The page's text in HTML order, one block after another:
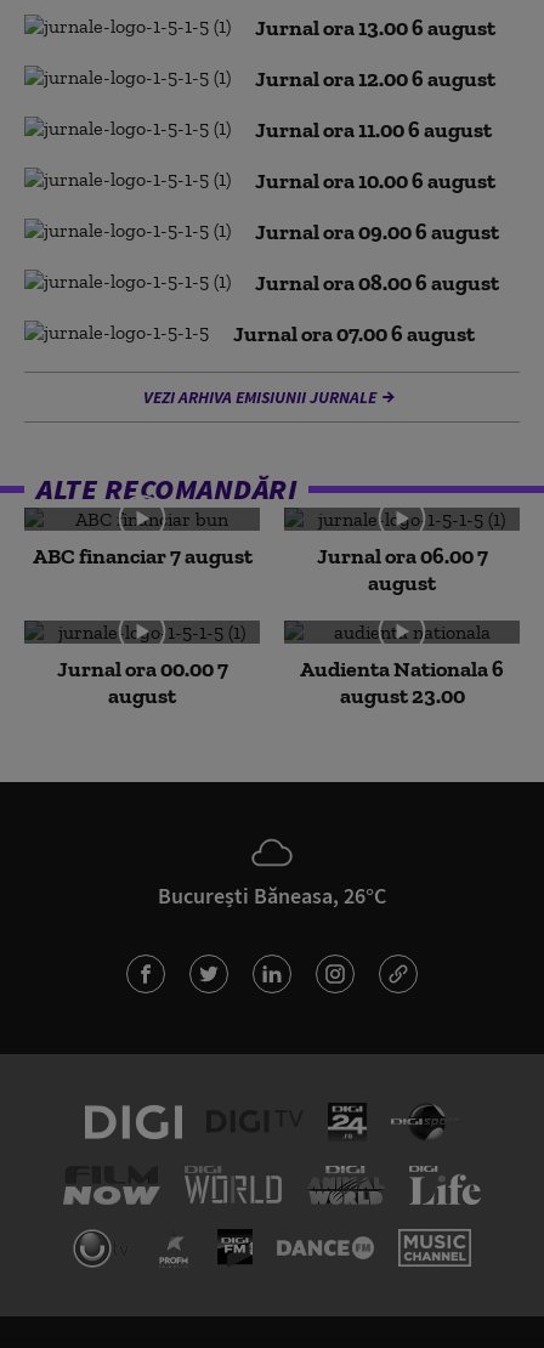
Jurnal ora 13.00 6 august
Jurnal ora 12.00 6 august
Jurnal ora 11.00 6 august
Jurnal ora 10.00 6 august
Jurnal ora 09.00 6 august
Jurnal ora 08.00 6 august
Jurnal ora 07.00 6 august
VEZI ARHIVA EMISIUNII JURNALE
ALTE RECOMANDĂRI
ABC financiar 7 august
Jurnal ora 06.00 7
august
Jurnal ora 00.00 7
august
Audienta Nationala 6
august 23.00
București Băneasa, 26°C